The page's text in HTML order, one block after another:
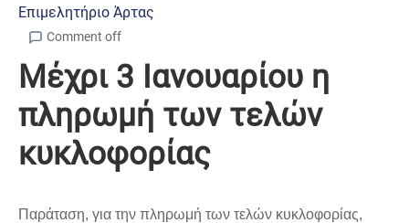
Επιμελητήριο Άρτας
Comment off
Μέχρι 3 Ιανουαρίου η
πληρωμή των τελών
κυκλοφορίας
Παράταση, για την πληρωμή των τελών κυκλοφορίας,